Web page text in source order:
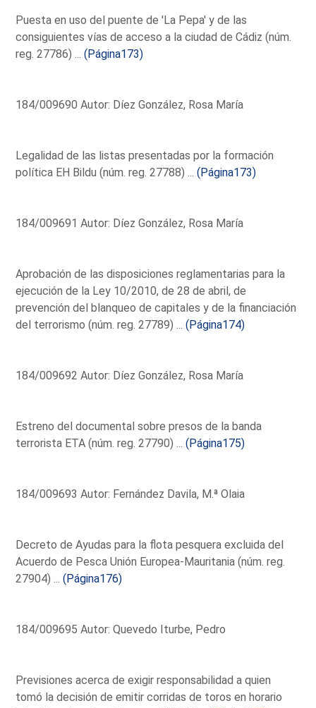
Puesta en uso del puente de 'La Pepa' y de las
consiguientes vías de acceso a la ciudad de Cádiz (núm.
reg. 27786) ...(Página173)
184/009690 Autor: Díez González, Rosa María
Legalidad de las listas presentadas por la formación
política EH Bildu (núm. reg. 27788) ...(Página173)
184/009691 Autor: Díez González, Rosa María
Aprobación de las disposiciones reglamentarias para la
ejecución de la Ley 10/2010, de 28 de abril, de
prevención del blanqueo de capitales y de la financiación
del terrorismo (núm. reg. 27789) ...(Página174)
184/009692 Autor: Díez González, Rosa María
Estreno del documental sobre presos de la banda
terrorista ETA (núm. reg. 27790) ...(Página175)
184/009693 Autor: Fernández Davila, M.ª Olaia
Decreto de Ayudas para la flota pesquera excluida del
Acuerdo de Pesca Unión Europea-Mauritania (núm. reg.
27904) ...(Página176)
184/009695 Autor: Quevedo Iturbe, Pedro
Previsiones acerca de exigir responsabilidad a quien
tomó la decisión de emitir corridas de toros en horario